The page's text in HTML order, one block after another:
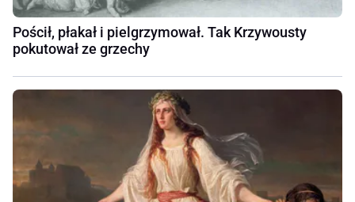
Pościł, płakał i pielgrzymował. Tak Krzywousty
pokutował ze grzechy